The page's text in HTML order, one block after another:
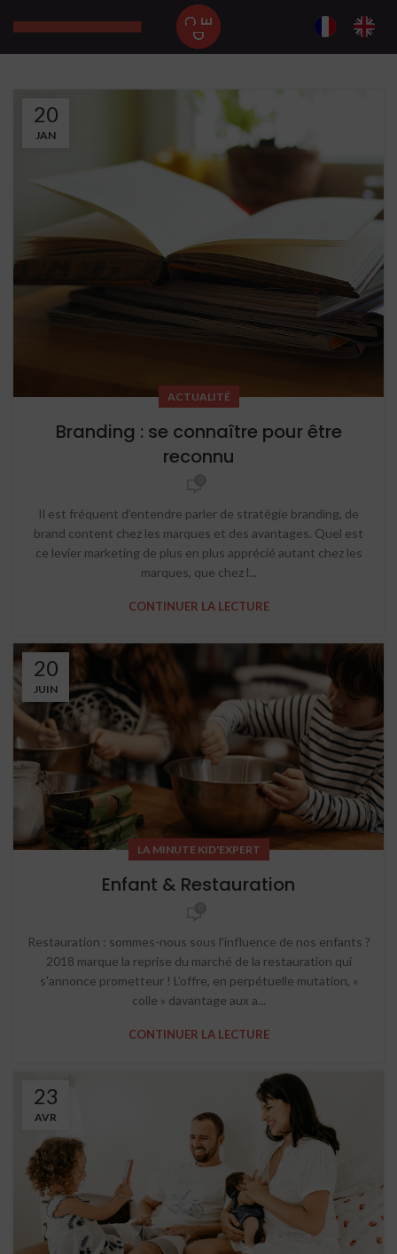
20
JAN
ACTUALITÉ
Branding : se connaître pour être
reconnu
Il est fréquent d’entendre parler de stratégie branding, de
brand content chez les marques et des avantages. Quel est
ce levier marketing de plus en plus apprécié autant chez les
marques, que chez l...
CONTINUER LA LECTURE
20
JUIN
LA MINUTE KID'EXPERT
Enfant & Restauration
Restauration : sommes-nous sous l'influence de nos enfants ?
2018 marque la reprise du marché de la restauration qui
s'annonce prometteur ! L’offre, en perpétuelle mutation, «
colle » davantage aux a...
CONTINUER LA LECTURE
23
AVR